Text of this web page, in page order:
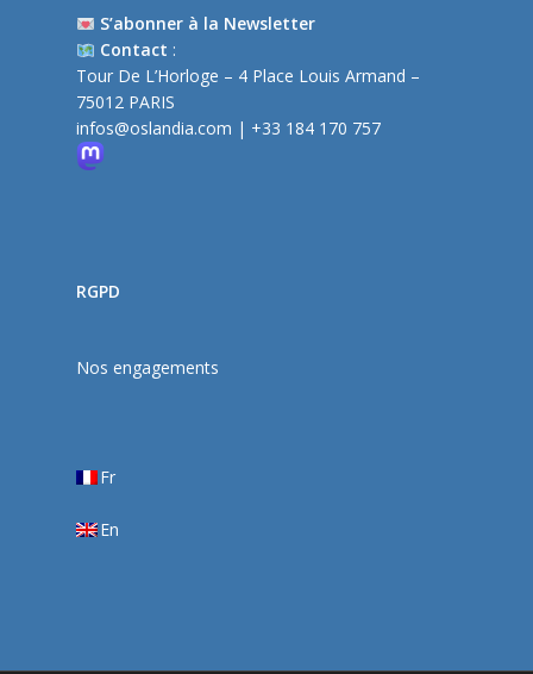
S’abonner à la Newsletter
Contact :
Tour De L’Horloge – 4 Place Louis Armand –
75012 PARIS
infos@oslandia.com | +33 184 170 757
RGPD
Nos engagements
Fr
En